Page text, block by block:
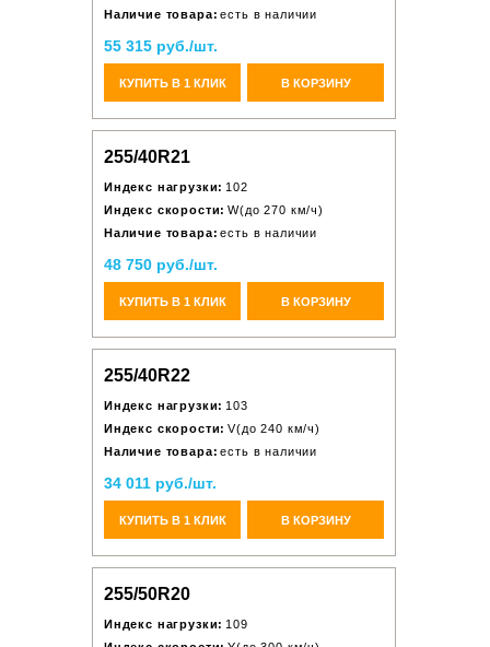
Наличие товара: есть в наличии
55 315 руб./шт.
КУПИТЬ В 1 КЛИК В КОРЗИНУ
255/40R21
Индекс нагрузки: 102
Индекс скорости: W(до 270 км/ч)
Наличие товара: есть в наличии
48 750 руб./шт.
КУПИТЬ В 1 КЛИК В КОРЗИНУ
255/40R22
Индекс нагрузки: 103
Индекс скорости: V(до 240 км/ч)
Наличие товара: есть в наличии
34 011 руб./шт.
КУПИТЬ В 1 КЛИК В КОРЗИНУ
255/50R20
Индекс нагрузки: 109